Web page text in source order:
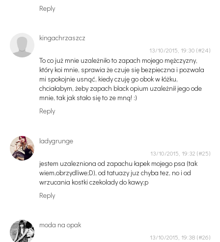
Reply
kingachrzaszcz
13/10/2015, 19:30
To co już mnie uzależniło to zapach mojego mężczyzny,
który koi mnie, sprawia że czuje się bezpieczna i pozwala
mi spokojnie usnąć, kiedy czuję go obok w łóżku,
chciałabym, żeby zapach black opium uzależnił jego ode
mnie, tak jak stało się to ze mną! :)
Reply
ladygrunge
13/10/2015, 19:32
jestem uzalezniona od zapachu łapek mojego psa (tak
wiem,obrzydliwe;D), od tatuazy juz chyba tez, no i od
wrzucania kostki czekolady do kawy;p
Reply
moda na opak
13/10/2015, 19:38